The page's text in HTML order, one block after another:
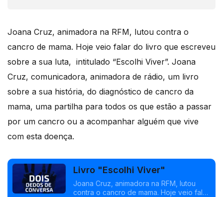
Joana Cruz, animadora na RFM, lutou contra o
cancro de mama. Hoje veio falar do livro que escreveu
sobre a sua luta, intitulado “Escolhi Viver”. Joana
Cruz, comunicadora, animadora de rádio, um livro
sobre a sua história, do diagnóstico de cancro da
mama, uma partilha para todos os que estão a passar
por um cancro ou a acompanhar alguém que vive
com esta doença.
Livro "Escolhi Viver"
Joana Cruz, animadora na RFM, lutou
contra o cancro de mama. Hoje veio falar